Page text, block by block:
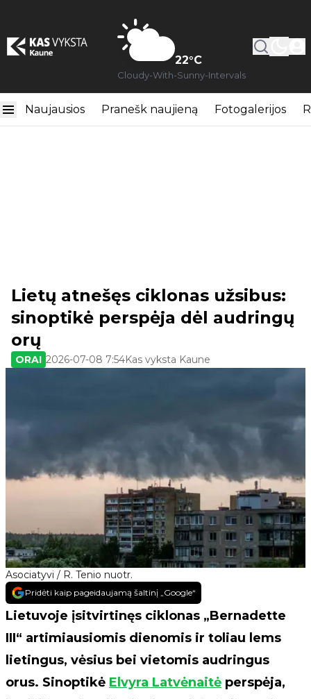
22°C
Cloudy-With-Sunny-Intervals
Naujausios Pranešk naujieną Fotogalerijos
Asociatyvi / R. Tenio nuotr.
Lietų atnešęs ciklonas užsibus:
sinoptikė perspėja dėl audringų
orų
ORAI 2026-07-08 7:54Kas vyksta Kaune
Pridėti kaip pageidaujamą šaltinį „Google“
Lietuvoje įsitvirtinęs ciklonas „Bernadette
III“ artimiausiomis dienomis ir toliau lems
lietingus, vėsius bei vietomis audringus
orus. Sinoptikė Elvyra Latvėnaitė perspėja,